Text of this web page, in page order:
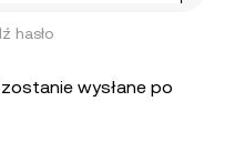
hasło
wysłane po